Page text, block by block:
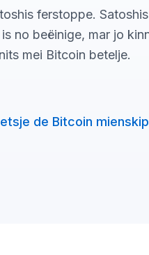
ferstoppe.
no beëinige, mar jo
mei Bitcoin betelje.
de Bitcoin mienskip